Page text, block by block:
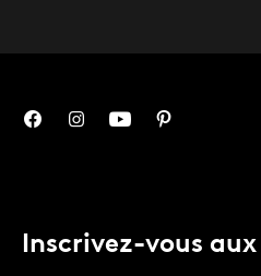
Inscrivez-vous